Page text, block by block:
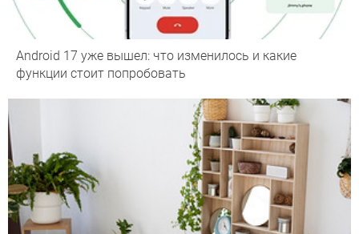
Android 17 уже вышел: что изменилось и какие
функции стоит попробовать